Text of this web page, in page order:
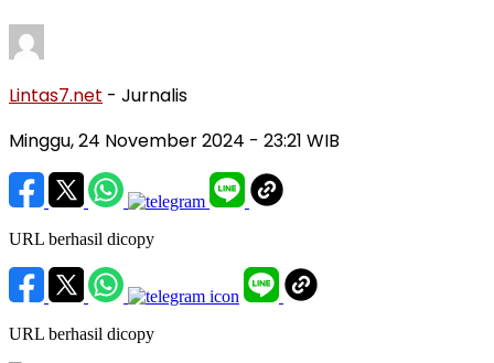
Lintas7.net - Jurnalis
Minggu, 24 November 2024 - 23:21 WIB
URL berhasil dicopy
URL berhasil dicopy